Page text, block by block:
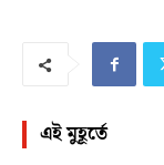
এই মুহূর্তে